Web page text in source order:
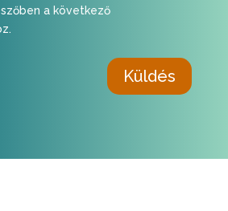
a következő
Küldés